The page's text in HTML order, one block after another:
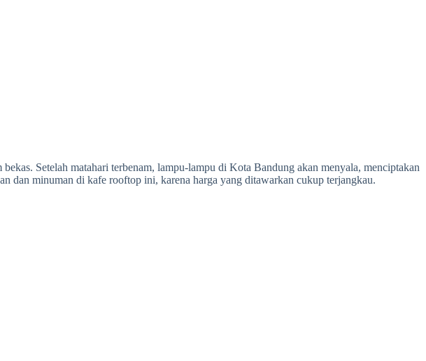
Setelah matahari terbenam, lampu-lampu di Kota Bandung akan menyala, menciptakan
dan minuman di kafe rooftop ini, karena harga yang ditawarkan cukup terjangkau.